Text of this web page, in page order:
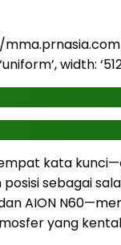
width:
kata kunci—
sebagai
AION
yang